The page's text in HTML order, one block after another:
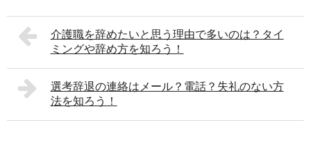
介護職を辞めたいと思う理由で多いのは？タイ
ミングや辞め方を知ろう！
選考辞退の連絡はメール？電話？失礼のない方
法を知ろう！